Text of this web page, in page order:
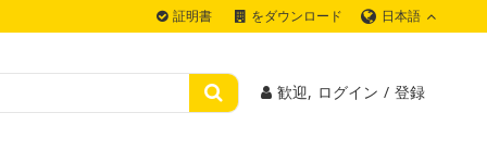
証明書 をダウンロード 日本語
歓迎, ログイン / 登録